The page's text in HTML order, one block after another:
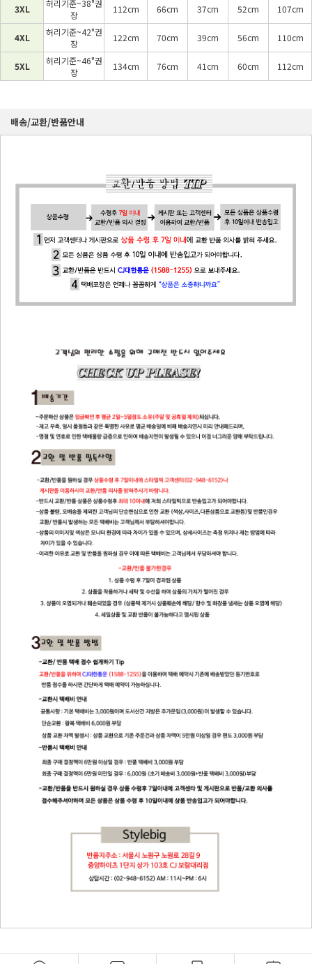
3XL
허리기준~38"권
장
112cm 66cm 37cm 52cm 107cm
4XL
허리기준~42"권
장
122cm 70cm 39cm 56cm 110cm
5XL
허리기준~46"권
장
134cm 76cm 41cm 60cm 112cm
배송/교환/반품안내